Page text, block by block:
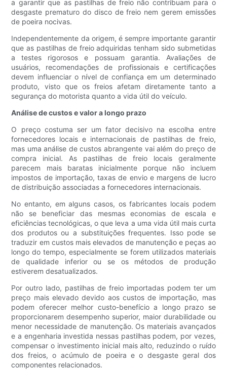
a garantir que as pastilhas de freio não contribuam para o
desgaste prematuro do disco de freio nem gerem emissões
de poeira nocivas.
Independentemente da origem, é sempre importante garantir
que as pastilhas de freio adquiridas tenham sido submetidas
a testes rigorosos e possuam garantia. Avaliações de
usuários, recomendações de profissionais e certificações
devem influenciar o nível de confiança em um determinado
produto, visto que os freios afetam diretamente tanto a
segurança do motorista quanto a vida útil do veículo.
Análise de custos e valor a longo prazo
O preço costuma ser um fator decisivo na escolha entre
fornecedores locais e internacionais de pastilhas de freio,
mas uma análise de custos abrangente vai além do preço de
compra inicial. As pastilhas de freio locais geralmente
parecem mais baratas inicialmente porque não incluem
impostos de importação, taxas de envio e margens de lucro
de distribuição associadas a fornecedores internacionais.
No entanto, em alguns casos, os fabricantes locais podem
não se beneficiar das mesmas economias de escala e
eficiências tecnológicas, o que leva a uma vida útil mais curta
dos produtos ou a substituições frequentes. Isso pode se
traduzir em custos mais elevados de manutenção e peças ao
longo do tempo, especialmente se forem utilizados materiais
de qualidade inferior ou se os métodos de produção
estiverem desatualizados.
Por outro lado, pastilhas de freio importadas podem ter um
preço mais elevado devido aos custos de importação, mas
podem oferecer melhor custo-benefício a longo prazo se
proporcionarem desempenho superior, maior durabilidade ou
menor necessidade de manutenção. Os materiais avançados
e a engenharia investida nessas pastilhas podem, por vezes,
compensar o investimento inicial mais alto, reduzindo o ruído
dos freios, o acúmulo de poeira e o desgaste geral dos
componentes relacionados.